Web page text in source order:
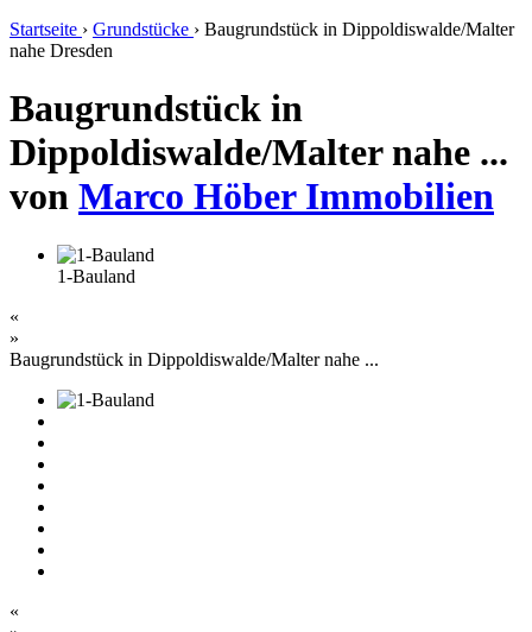
Startseite › Grundstücke › Baugrundstück in Dippoldiswalde/Malter
nahe Dresden
Baugrundstück in
Dippoldiswalde/Malter nahe ...
von Marco Höber Immobilien
1-Bauland
«
»
Baugrundstück in Dippoldiswalde/Malter nahe ...
«